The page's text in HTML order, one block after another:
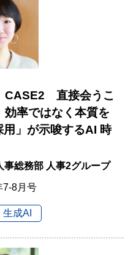
CASE2 直接会うこ
率ではなく本質を
」が示唆するAI 時
総務部 人事2グループ
7-8月号
生成AI